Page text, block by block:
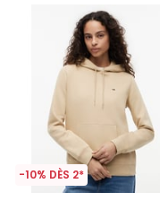
-10% DÈS 2*